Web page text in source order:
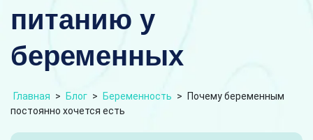
питанию у
беременных
Главная > Блог > Беременность >
Почему беременным
постоянно хочется есть